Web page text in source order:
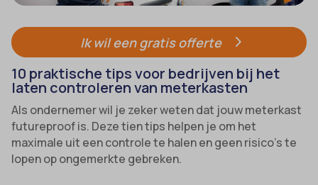
Ik wil een gratis offerte
10 praktische tips voor bedrijven bij het
laten controleren van meterkasten
Als ondernemer wil je zeker weten dat jouw meterkast
futureproof is. Deze tien tips helpen je om het
maximale uit een controle te halen en geen risico’s te
lopen op ongemerkte gebreken.